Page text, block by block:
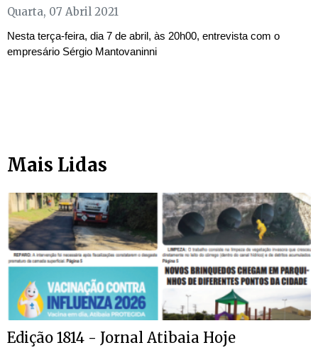
Quarta, 07 Abril 2021
Nesta terça-feira, dia 7 de abril, às 20h00, entrevista com o
empresário Sérgio Mantovaninni
Mais Lidas
Edição 1814 - Jornal Atibaia Hoje